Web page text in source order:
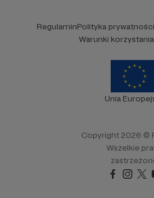
RegulaminPolityka prywatności
Warunki
Unia
Copyright 2026 ©
Wszelkie